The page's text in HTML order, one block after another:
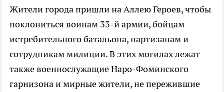
Жители города пришли на Аллею Героев, чтобы
поклониться воинам 33-й армии, бойцам
истребительного батальона, партизанам и
сотрудникам милиции. В этих могилах лежат
также военнослужащие Наро-Фоминского
гарнизона и мирные жители, не пережившие